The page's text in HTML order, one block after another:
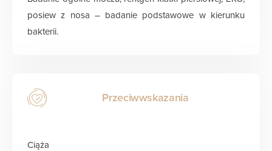
posiew z nosa – badanie podstawowe w kierunku
bakterii.
Przeciwwskazania
Ciąża